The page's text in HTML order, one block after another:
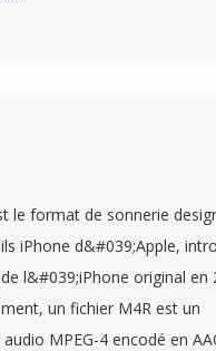
qui intègrent les
dans un court en-
le VMS dès flux CVSD
àux outils de lecture de
le format de sonnerie
iPhone d&#039;Apple,
l&#039;iPhone original en
un fichier M4R est un
MPEG-4 encodé en